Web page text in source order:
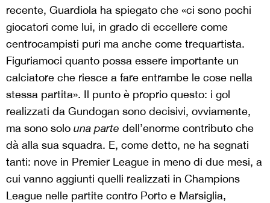
recente, Guardiola ha spiegato che «ci sono pochi
giocatori come lui, in grado di eccellere come
centrocampisti puri ma anche come trequartista.
Figuriamoci quanto possa essere importante un
calciatore che riesce a fare entrambe le cose nella
stessa partita». Il punto è proprio questo: i gol
realizzati da Gundogan sono decisivi, ovviamente,
ma sono solo una parte dell’enorme contributo che
dà alla sua squadra. E, come detto, ne ha segnati
tanti: nove in Premier League in meno di due mesi, a
cui vanno aggiunti quelli realizzati in Champions
League nelle partite contro Porto e Marsiglia,